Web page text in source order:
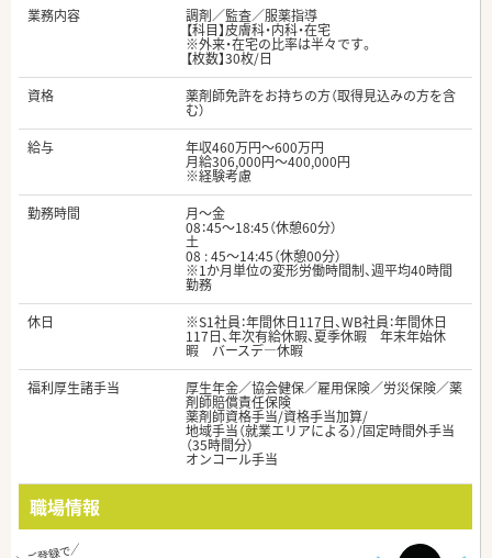
業務内容
調剤／監査／服薬指導
【科目】皮膚科・内科・在宅
※外来・在宅の比率は半々です。
【枚数】30枚/日
資格
薬剤師免許をお持ちの方（取得見込みの方を含
む）
給与
年収460万円～600万円
月給306,000円～400,000円
※経験考慮
勤務時間
月～金
08：45～18:45（休憩60分）
土
08 : 45～14:45（休憩00分）
※1か月単位の変形労働時間制、週平均40時間
勤務
休日
※S1社員：年間休日117日、WB社員：年間休日
117日、年次有給休暇、夏季休暇 年末年始休
暇 バースデ―休暇
福利厚生諸手当
厚生年金／協会健保／雇用保険／労災保険／薬
剤師賠償責任保険
薬剤師資格手当/資格手当加算/
地域手当（就業エリアによる）/固定時間外手当
（35時間分）
オンコール手当
職場情報